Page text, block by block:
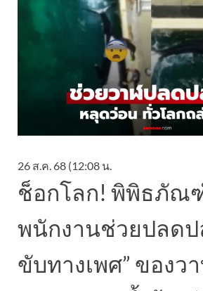
26 ส.ค. 68 (12:08 น.
ช็อกโลก! พิพิธภัณ
พนักงานช่วยปลดป
ขับทางเพศ” ของว